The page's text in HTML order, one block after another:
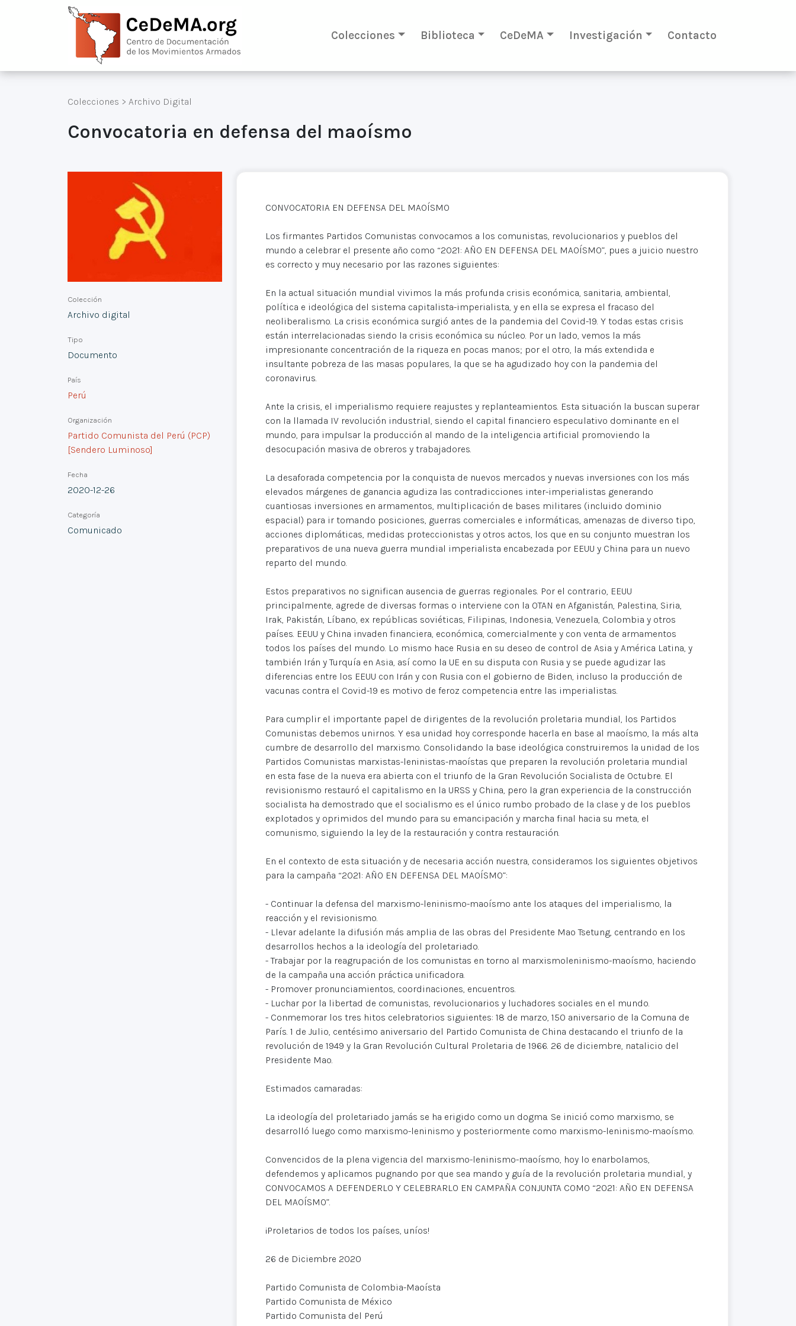
Colecciones Biblioteca CeDeMA Investigación Contacto
Colecciones > Archivo Digital
Convocatoria en defensa del maoísmo
Colección
Archivo digital
Tipo
Documento
País
Perú
Organización
Partido Comunista del Perú (PCP)
[Sendero Luminoso]
Fecha
2020-12-26
Categoría
Comunicado
CONVOCATORIA EN DEFENSA DEL MAOÍSMO
Los firmantes Partidos Comunistas convocamos a los comunistas, revolucionarios y pueblos del
mundo a celebrar el presente año como “2021: AÑO EN DEFENSA DEL MAOÍSMO”, pues a juicio nuestro
es correcto y muy necesario por las razones siguientes:
En la actual situación mundial vivimos la más profunda crisis económica, sanitaria, ambiental,
política e ideológica del sistema capitalista-imperialista, y en ella se expresa el fracaso del
neoliberalismo. La crisis económica surgió antes de la pandemia del Covid-19. Y todas estas crisis
están interrelacionadas siendo la crisis económica su núcleo. Por un lado, vemos la más
impresionante concentración de la riqueza en pocas manos; por el otro, la más extendida e
insultante pobreza de las masas populares, la que se ha agudizado hoy con la pandemia del
coronavirus.
Ante la crisis, el imperialismo requiere reajustes y replanteamientos. Esta situación la buscan superar
con la llamada IV revolución industrial, siendo el capital financiero especulativo dominante en el
mundo, para impulsar la producción al mando de la inteligencia artificial promoviendo la
desocupación masiva de obreros y trabajadores.
La desaforada competencia por la conquista de nuevos mercados y nuevas inversiones con los más
elevados márgenes de ganancia agudiza las contradicciones inter-imperialistas generando
cuantiosas inversiones en armamentos, multiplicación de bases militares (incluido dominio
espacial) para ir tomando posiciones, guerras comerciales e informáticas, amenazas de diverso tipo,
acciones diplomáticas, medidas proteccionistas y otros actos, los que en su conjunto muestran los
preparativos de una nueva guerra mundial imperialista encabezada por EEUU y China para un nuevo
reparto del mundo.
Estos preparativos no significan ausencia de guerras regionales. Por el contrario, EEUU
principalmente, agrede de diversas formas o interviene con la OTAN en Afganistán, Palestina, Siria,
Irak, Pakistán, Líbano, ex repúblicas soviéticas, Filipinas, Indonesia, Venezuela, Colombia y otros
países. EEUU y China invaden financiera, económica, comercialmente y con venta de armamentos
todos los países del mundo. Lo mismo hace Rusia en su deseo de control de Asia y América Latina, y
también Irán y Turquía en Asia, así como la UE en su disputa con Rusia y se puede agudizar las
diferencias entre los EEUU con Irán y con Rusia con el gobierno de Biden, incluso la producción de
vacunas contra el Covid-19 es motivo de feroz competencia entre las imperialistas.
Para cumplir el importante papel de dirigentes de la revolución proletaria mundial, los Partidos
Comunistas debemos unirnos. Y esa unidad hoy corresponde hacerla en base al maoísmo, la más alta
cumbre de desarrollo del marxismo. Consolidando la base ideológica construiremos la unidad de los
Partidos Comunistas marxistas-leninistas-maoístas que preparen la revolución proletaria mundial
en esta fase de la nueva era abierta con el triunfo de la Gran Revolución Socialista de Octubre. El
revisionismo restauró el capitalismo en la URSS y China, pero la gran experiencia de la construcción
socialista ha demostrado que el socialismo es el único rumbo probado de la clase y de los pueblos
explotados y oprimidos del mundo para su emancipación y marcha final hacia su meta, el
comunismo, siguiendo la ley de la restauración y contra restauración.
En el contexto de esta situación y de necesaria acción nuestra, consideramos los siguientes objetivos
para la campaña “2021: AÑO EN DEFENSA DEL MAOÍSMO”:
- Continuar la defensa del marxismo-leninismo-maoísmo ante los ataques del imperialismo, la
reacción y el revisionismo.
- Llevar adelante la difusión más amplia de las obras del Presidente Mao Tsetung, centrando en los
desarrollos hechos a la ideología del proletariado.
- Trabajar por la reagrupación de los comunistas en torno al marxismoleninismo-maoísmo, haciendo
de la campaña una acción práctica unificadora.
- Promover pronunciamientos, coordinaciones, encuentros.
- Luchar por la libertad de comunistas, revolucionarios y luchadores sociales en el mundo.
- Conmemorar los tres hitos celebratorios siguientes: 18 de marzo, 150 aniversario de la Comuna de
París. 1 de Julio, centésimo aniversario del Partido Comunista de China destacando el triunfo de la
revolución de 1949 y la Gran Revolución Cultural Proletaria de 1966. 26 de diciembre, natalicio del
Presidente Mao.
Estimados camaradas:
La ideología del proletariado jamás se ha erigido como un dogma. Se inició como marxismo, se
desarrolló luego como marxismo-leninismo y posteriormente como marxismo-leninismo-maoísmo.
Convencidos de la plena vigencia del marxismo-leninismo-maoísmo, hoy lo enarbolamos,
defendemos y aplicamos pugnando por que sea mando y guía de la revolución proletaria mundial, y
CONVOCAMOS A DEFENDERLO Y CELEBRARLO EN CAMPAÑA CONJUNTA COMO “2021: AÑO EN DEFENSA
DEL MAOÍSMO”.
¡Proletarios de todos los países, uníos!
26 de Diciembre 2020
Partido Comunista de Colombia-Maoísta
Partido Comunista de México
Partido Comunista del Perú